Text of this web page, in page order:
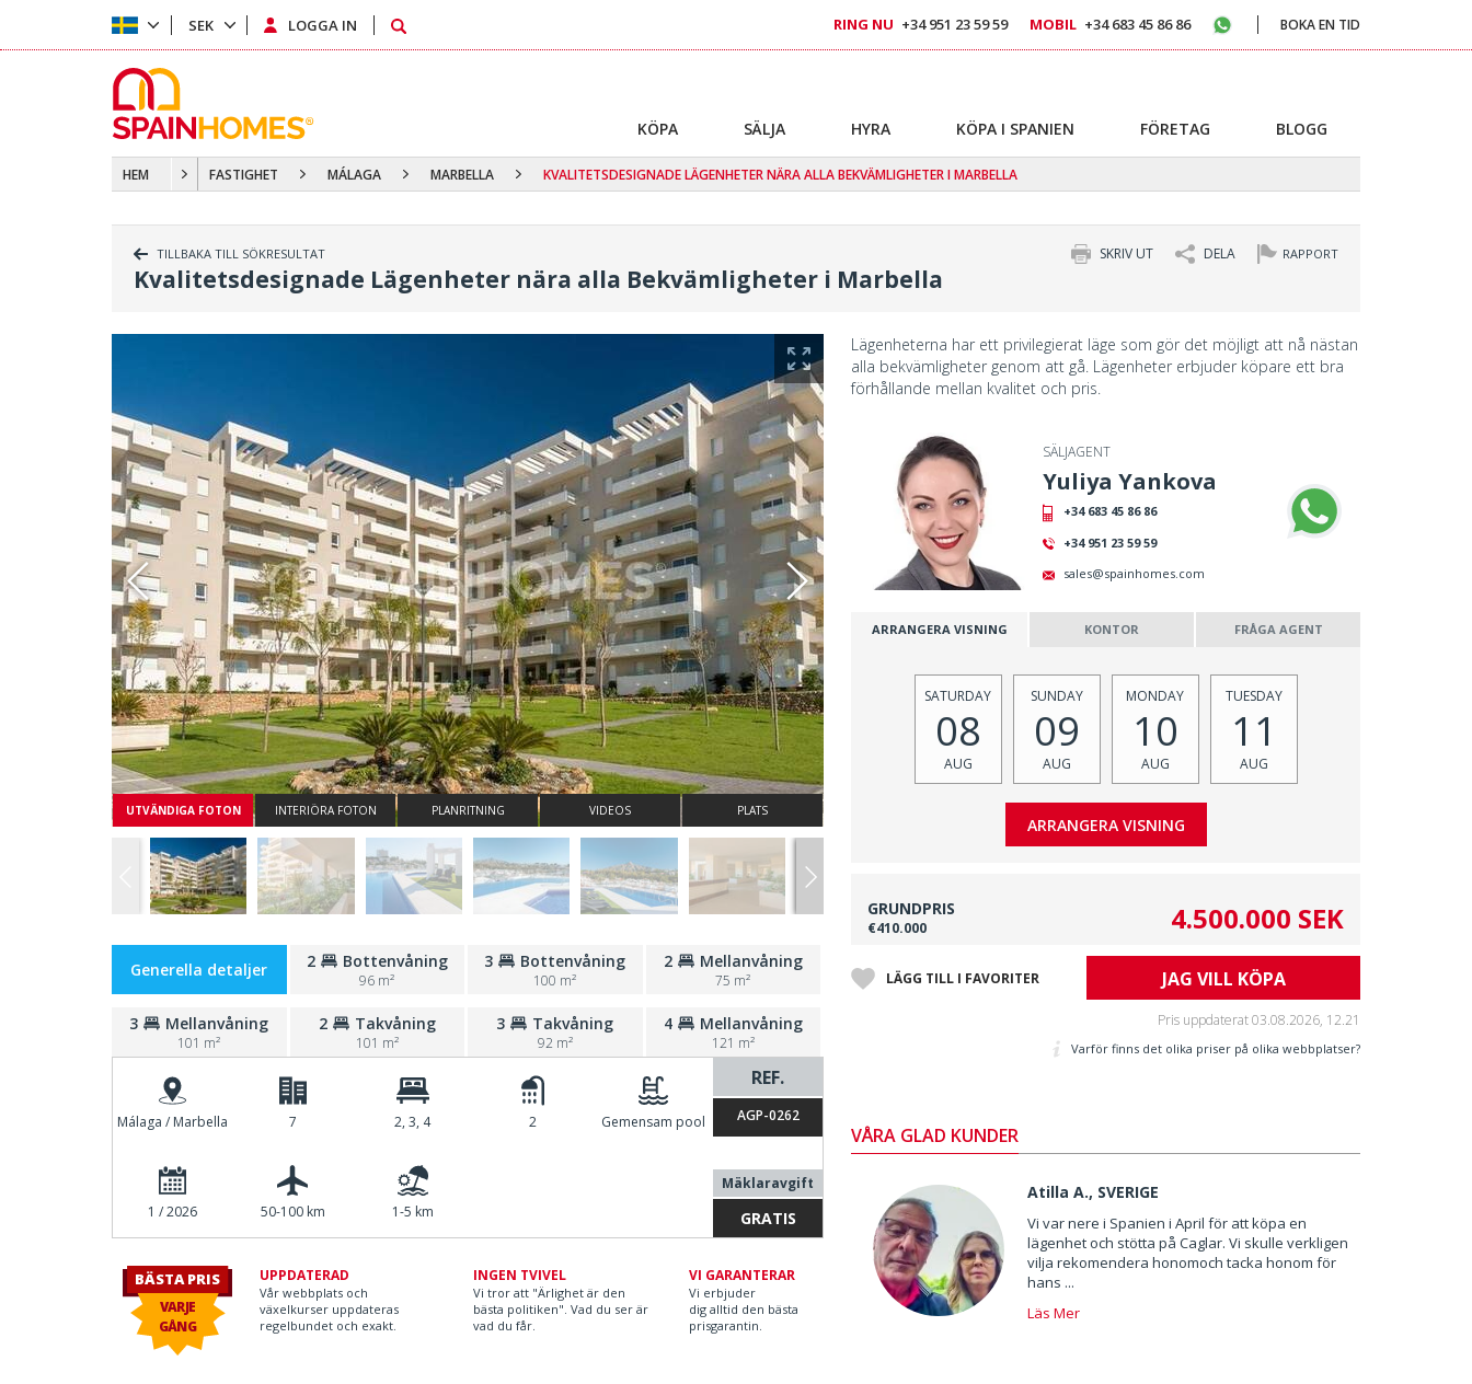
HEM FASTIGHET MÁLAGA MARBELLA KVALITETSDESIGNADE LÄGENHETER NÄRA ALLA BEKVÄMLIGHETER I MARBELLA
TILLBAKA TILL SÖKRESULTAT RAPPORT
DELA
SKRIV UT
Kvalitetsdesignade Lägenheter nära alla Bekvämligheter i Marbella
UTVÄNDIGA FOTON INTERIÖRA FOTON PLANRITNING VIDEOS PLATS
Generella detaljer 2 Bottenvåning
96 m²
3 Bottenvåning
100 m²
2 Mellanvåning
75 m²
3 Mellanvåning
101 m²
2 Takvåning
101 m²
3 Takvåning
92 m²
4 Mellanvåning
121 m²
REF.
AGP-0262
Mäklaravgift
GRATIS
Málaga / Marbella 7 2, 3, 4 2 Gemensam pool
1 / 2026 50-100 km 1-5 km
BÄSTA PRIS
VARJE
GÅNG
UPPDATERAD
Vår webbplats och
växelkurser uppdateras
regelbundet och exakt.
INGEN TVIVEL
Vi tror att "Ärlighet är den
bästa politiken". Vad du ser är
vad du får.
VI GARANTERAR
Vi erbjuder
dig alltid den bästa
prisgarantin.
Lägenheterna har ett privilegierat läge som gör det möjligt att nå nästan
alla bekvämligheter genom att gå. Lägenheter erbjuder köpare ett bra
förhållande mellan kvalitet och pris.
SÄLJAGENT
Yuliya Yankova
+34 683 45 86 86
+34 951 23 59 59
sales@spainhomes.com
Whatsapp
ARRANGERA VISNING KONTOR FRÅGA AGENT
SATURDAY
08
AUG
SUNDAY
09
AUG
MONDAY
10
AUG
TUESDAY
11
AUG
GRUNDPRIS
€410.000 4.500.000 SEK
LÄGG TILL I FAVORITER JAG VILL KÖPA
Pris uppdaterat03.08.2026, 12.21
Varför finns det olika priser på olika webbplatser?
VÅRA GLAD KUNDER
Atilla A., SVERIGE
Vi var nere i Spanien i April för att köpa en
lägenhet och stötta på Caglar. Vi skulle verkligen
vilja rekomendera honomoch tacka honom för
hans ...
Läs Mer
SEK LOGGA IN RING NU +34 951 23 59 59 MOBIL +34 683 45 86 86 BOKA EN TID
KÖPA SÄLJA HYRA KÖPA I SPANIEN FÖRETAG BLOGG